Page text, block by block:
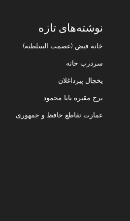
نوشته‌های تازه
خانه فیض (عصمت السلطنه)
سردرب خانه
یخچال پیرداغلان
برج مقبره بابا محمود
عمارت تقاطع حافظ و جمهوری